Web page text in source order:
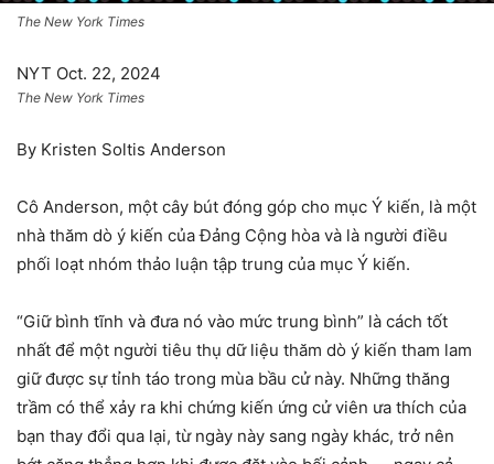
The New York Times
NYT Oct. 22, 2024
The New York Times
By Kristen Soltis Anderson
Cô Anderson, một cây bút đóng góp cho mục Ý kiến, là một
nhà thăm dò ý kiến ​​của Đảng Cộng hòa và là người điều
phối loạt nhóm thảo luận tập trung của mục Ý kiến.
“Giữ bình tĩnh và đưa nó vào mức trung bình” là cách tốt
nhất để một người tiêu thụ dữ liệu thăm dò ý kiến ​​tham lam
giữ được sự tỉnh táo trong mùa bầu cử này. Những thăng
trầm có thể xảy ra khi chứng kiến ​​ứng cử viên ưa thích của
bạn thay đổi qua lại, từ ngày này sang ngày khác, trở nên